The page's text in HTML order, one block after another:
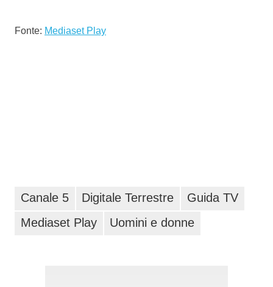
Fonte: Mediaset Play
Canale 5 Digitale Terrestre
Guida TV
Mediaset Play
Uomini e donne